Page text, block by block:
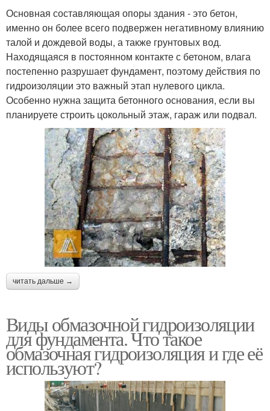
Основная составляющая опоры здания - это бетон,
именно он более всего подвержен негативному влиянию
талой и дождевой воды, а также грунтовых вод.
Находящаяся в постоянном контакте с бетоном, влага
постепенно разрушает фундамент, поэтому действия по
гидроизоляции это важный этап нулевого цикла.
Особенно нужна защита бетонного основания, если вы
планируете строить цокольный этаж, гараж или подвал.
читать дальше →
Виды обмазочной гидроизоляции
для фундамента. Что такое
обмазочная гидроизоляция и где её
используют?